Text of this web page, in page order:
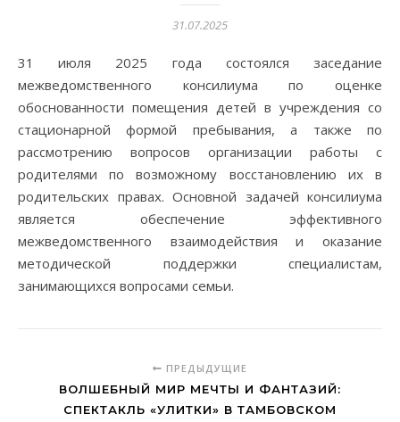
31.07.2025
31 июля 2025 года состоялся заседание
межведомственного консилиума по оценке
обоснованности помещения детей в учреждения со
стационарной формой пребывания, а также по
рассмотрению вопросов организации работы с
родителями по возможному восстановлению их в
родительских правах. Основной задачей конcилиума
является обеспечение эффективного
межведомственного взаимодействия и оказание
методической поддержки специалистам,
занимающихся вопросами семьи.
ПРЕДЫДУЩИЕ
ВОЛШЕБНЫЙ МИР МЕЧТЫ И ФАНТАЗИЙ:
СПЕКТАКЛЬ «УЛИТКИ» В ТАМБОВСКОМ